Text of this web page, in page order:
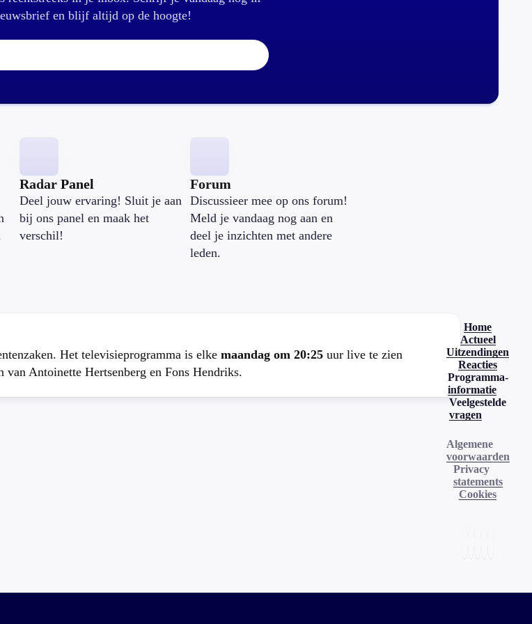
en blijf altijd op de hoogte!
E-mailadres:
Radar Panel
Deel jouw ervaring! Sluit je aan
bij ons panel en maak het
verschil!
Forum
Discussieer mee op ons forum!
Meld je vandaag nog aan en
deel je inzichten met andere
leden.
Het televisieprogramma is elke maandag om 20:25 uur live te zien
Antoinette Hertsenberg en Fons Hendriks.
Home
Actueel
Uitzendingen
Reacties
Programma-
informatie
Veelgestelde
vragen
Algemene
voorwaarden
Privacy
statements
Cookies